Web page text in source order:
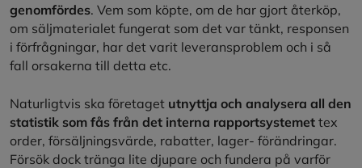
genomfördes. Vem som köpte, om de har gjort återköp,
om säljmaterialet fungerat som det var tänkt, responsen
i förfrågningar, har det varit leveransproblem och i så
fall orsakerna till detta etc.
Naturligtvis ska företaget utnyttja och analysera all den
statistik som fås från det interna rapportsystemet tex
order, försäljningsvärde, rabatter, lager- förändringar.
Försök dock tränga lite djupare och fundera på varför